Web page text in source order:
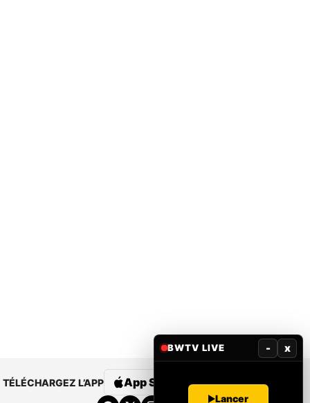
TÉLÉCHARGEZ L’APP App Store Google Play
BWTV LIVE - x
Lancer